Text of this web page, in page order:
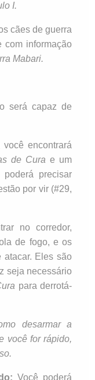
I.
cães de guerra
com informação
Mabari.
será capaz de
encontrará
de Cura e um
precisar
por vir (#29,
no corredor,
de fogo, e os
atacar. Eles são
seja necessário
para derrotá-
desarmar a
você for rápido,
Você poderá